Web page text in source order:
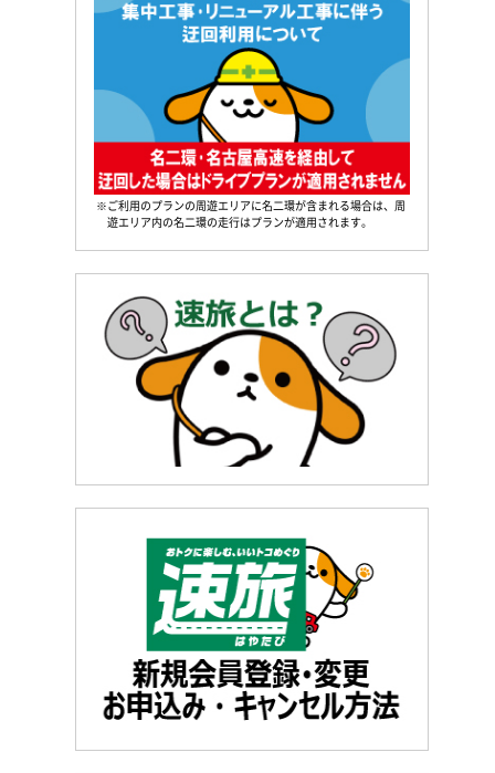
※ご利用のプランの周遊エリアに名二環が含まれる場合は、周
遊エリア内の名二環の走行はプランが適用されます。